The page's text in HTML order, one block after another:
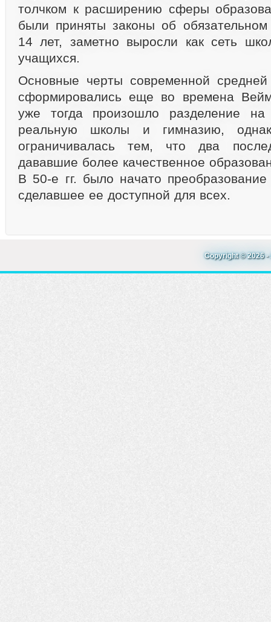
толчком к расширению сферы
были приняты законы об
14 лет, заметно выросли как сеть
учащихся.
Основные черты современной
сформировались еще во времена
уже тогда произошло разделение
реальную школы и гимназию,
ограничивалась тем, что два
дававшие более качественное
В 50-е гг. было начато
сделавшее ее доступной для всех.
Copyright © 2026 -